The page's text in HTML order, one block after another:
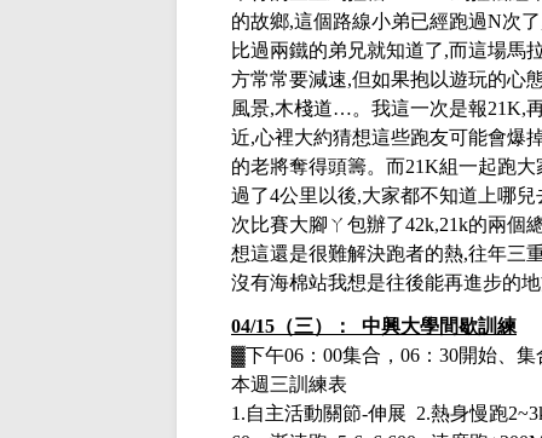
的故鄉,這個路線小弟已經跑過N次了
比過兩鐵的弟兄就知道了,而這場馬
方常常要減速,但如果抱以遊玩的心
風景,木棧道…。我這一次是報21K,
近,心裡大約猜想這些跑友可能會爆
的老將奪得頭籌。而21K組一起跑大
過了4公里以後,大家都不知道上哪兒
次比賽大腳ㄚ包辦了42k,21k的兩個
想這還是很難解決跑者的熱,往年三
沒有海棉站我想是往後能再進步的
04/15（三）： 中興大學間歇訓練
▓下午06：00集合，06：30開始、
本週三訓練表
1.自主活動關節-伸展 2.熱身慢跑